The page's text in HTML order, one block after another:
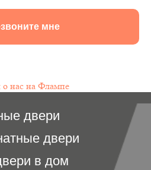
мне
нас на Флампе